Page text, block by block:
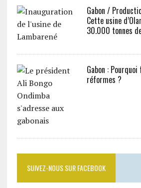
Gabon /
Cette usine
30.000 tonnes
Gabon :
réformes ?
SUIVEZ-NOUS SUR FACEBOOK